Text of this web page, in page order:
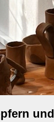
und